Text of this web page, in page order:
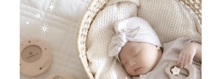
もちゃ...
限定100台、 心を込めたおもちゃが誕生しました♩
発売予定日は10/1(土)です
詳細についてはお楽しみにお待ちください
#アイコニー #IKONIH #木のおもちゃ